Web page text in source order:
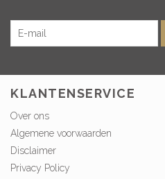
KLANTENSERVICE
Over ons
Algemene voorwaarden
Disclaimer
Privacy Policy